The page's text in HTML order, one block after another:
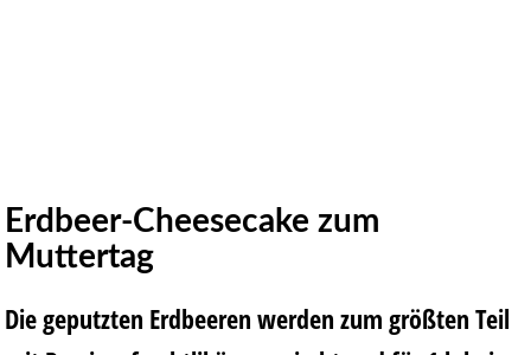
Erdbeer-Cheesecake zum
Muttertag
Die geputzten Erdbeeren werden zum größten Teil